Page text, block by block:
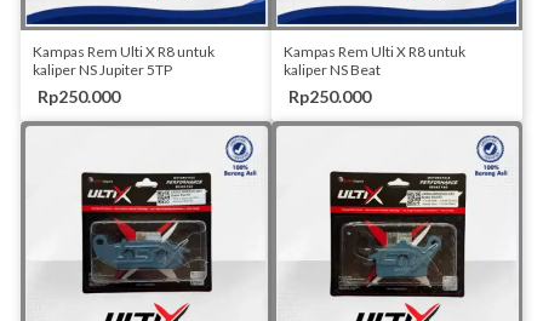
Kampas Rem Ulti X R8 untuk
kaliper NS Jupiter 5TP
Rp250.000
Kampas Rem Ulti X R8 untuk
kaliper NS Beat
Rp250.000